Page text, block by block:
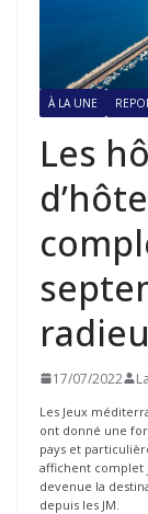
À LA UNE
Les
17/07/2022
Les Jeux
ont donné une
pays et
affichent complet
devenue la
depuis les JM.